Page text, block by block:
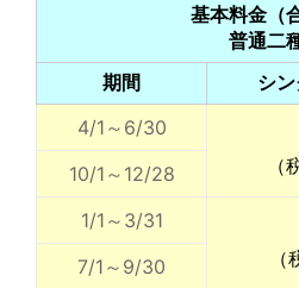
基本料金（
普通二
期間
シ
4/1～6/30
（
10/1～12/28
1/1～3/31
7/1～9/30